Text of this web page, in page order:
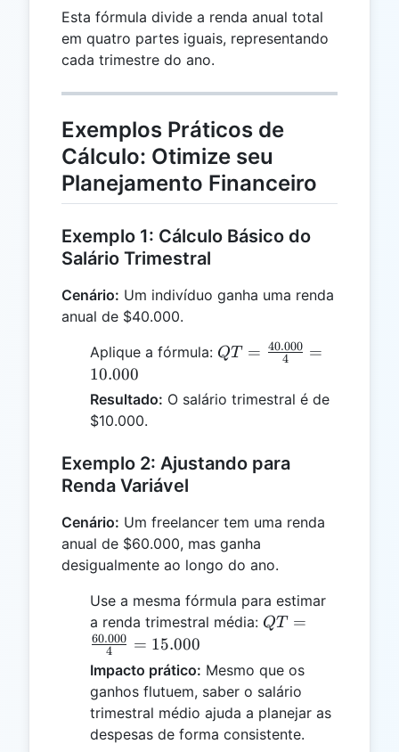
Esta fórmula divide a renda anual total
em quatro partes iguais, representando
cada trimestre do ano.
Exemplos Práticos de
Cálculo: Otimize seu
Planejamento Financeiro
Exemplo 1: Cálculo Básico do
Salário Trimestral
Cenário: Um indivíduo ganha uma renda
anual de $40.000.
Aplique a fórmula: QT =
{4} = 10.000
QT = 4
40.000 =
10.000
Resultado: O salário trimestral é de
$10.000.
Exemplo 2: Ajustando para
Renda Variável
Cenário: Um freelancer tem uma renda
anual de $60.000, mas ganha
desigualmente ao longo do ano.
Use a mesma fórmula para estimar
a renda trimestral média: QT =
QT =
4
60.000 = 15.000
Impacto prático: Mesmo que os
ganhos flutuem, saber o salário
trimestral médio ajuda a planejar as
despesas de forma consistente.